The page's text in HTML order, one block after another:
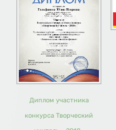
Диплом участника
конкурса Творческий